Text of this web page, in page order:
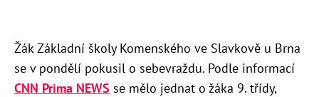
Žák Základní školy Komenského ve Slavkově u Brna
se v pondělí pokusil o sebevraždu. Podle informací
CNN Prima NEWS se mělo jednat o žáka 9. třídy,